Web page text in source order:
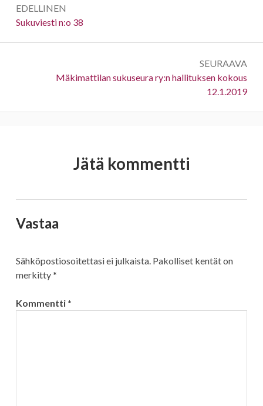
selaus
EDELLINEN
Edellinen:
Sukuviesti n:o 38
SEURAAVA
Seuraava:
Mäkimattilan sukuseura ry:n hallituksen kokous
12.1.2019
Jätä kommentti
Vastaa
Sähköpostiosoitettasi ei julkaista. Pakolliset kentät on
merkitty*
Kommentti *